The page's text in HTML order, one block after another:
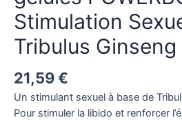
Stimulation
Tribulus Ginseng
21,59€
Un stimulant sexuel à base de
Pour stimuler la libido et renforcer